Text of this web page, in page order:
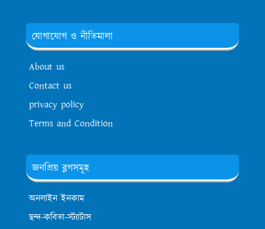
যোগাযোগ ও নীতিমালা
About us
Contact us
privacy policy
Terms and Condition
জনপ্রিয় ব্লগসমূহ
অনলাইন ইনকাম
ছন্দ-কবিতা-স্ট্যাটাস